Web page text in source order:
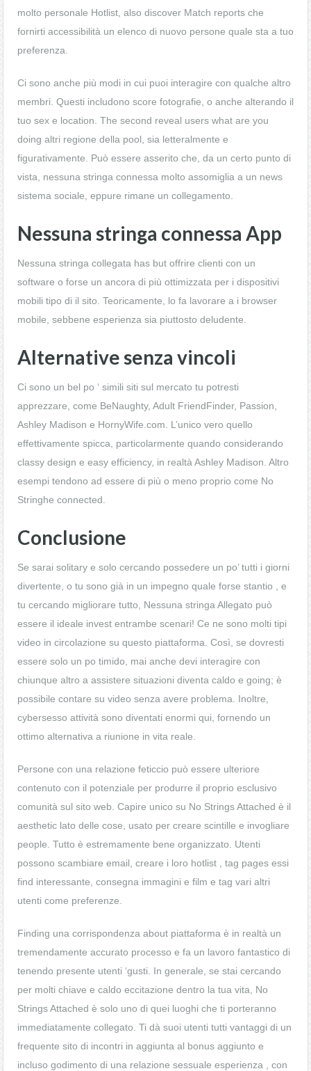
molto personale Hotlist, also discover Match reports che
fornirti accessibilità un elenco di nuovo persone quale sta a tuo
preferenza.
Ci sono anche più modi in cui puoi interagire con qualche altro
membri. Questi includono score fotografie, o anche alterando il
tuo sex e location. The second reveal users what are you
doing altri regione della pool, sia letteralmente e
figurativamente. Può essere asserito che, da un certo punto di
vista, nessuna stringa connessa molto assomiglia a un news
sistema sociale, eppure rimane un collegamento.
Nessuna stringa connessa App
Nessuna stringa collegata has but offrire clienti con un
software o forse un ancora di più ottimizzata per i dispositivi
mobili tipo di il sito. Teoricamente, lo fa lavorare a i browser
mobile, sebbene esperienza sia piuttosto deludente.
Alternative senza vincoli
Ci sono un bel po ‘ simili siti sul mercato tu potresti
apprezzare, come BeNaughty, Adult FriendFinder, Passion,
Ashley Madison e HornyWife.com. L’unico vero quello
effettivamente spicca, particolarmente quando considerando
classy design e easy efficiency, in realtà Ashley Madison. Altro
esempi tendono ad essere di più o meno proprio come No
Stringhe connected.
Conclusione
Se sarai solitary e solo cercando possedere un po’ tutti i giorni
divertente, o tu sono già in un impegno quale forse stantio , e
tu cercando migliorare tutto, Nessuna stringa Allegato può
essere il ideale invest entrambe scenari! Ce ne sono molti tipi
video in circolazione su questo piattaforma. Così, se dovresti
essere solo un po timido, mai anche devi interagire con
chiunque altro a assistere situazioni diventa caldo e going; è
possibile contare su video senza avere problema. Inoltre,
cybersesso attività sono diventati enormi qui, fornendo un
ottimo alternativa a riunione in vita reale.
Persone con una relazione feticcio può essere ulteriore
contenuto con il potenziale per produrre il proprio esclusivo
comunità sul sito web. Capire unico su No Strings Attached è il
aesthetic lato delle cose, usato per creare scintille e invogliare
people. Tutto è estremamente bene organizzato. Utenti
possono scambiare email, creare i loro hotlist , tag pages essi
find interessante, consegna immagini e film e tag vari altri
utenti come preferenze.
Finding una corrispondenza about piattaforma è in realtà un
tremendamente accurato processo e fa un lavoro fantastico di
tenendo presente utenti ‘gusti. In generale, se stai cercando
per molti chiave e caldo eccitazione dentro la tua vita, No
Strings Attached è solo uno di quei luoghi che ti porteranno
immediatamente collegato. Ti dà suoi utenti tutti vantaggi di un
frequente sito di incontri in aggiunta al bonus aggiunto e
incluso godimento di una relazione sessuale esperienza , con